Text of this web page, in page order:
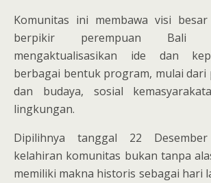
Komunitas ini membawa visi
berpikir perempuan Bali
mengaktualisasikan ide dan
berbagai bentuk program, mulai dari
dan budaya, sosial
lingkungan.
Dipilihnya tanggal 22
kelahiran komunitas bukan tanpa
memiliki makna historis sebagai hari